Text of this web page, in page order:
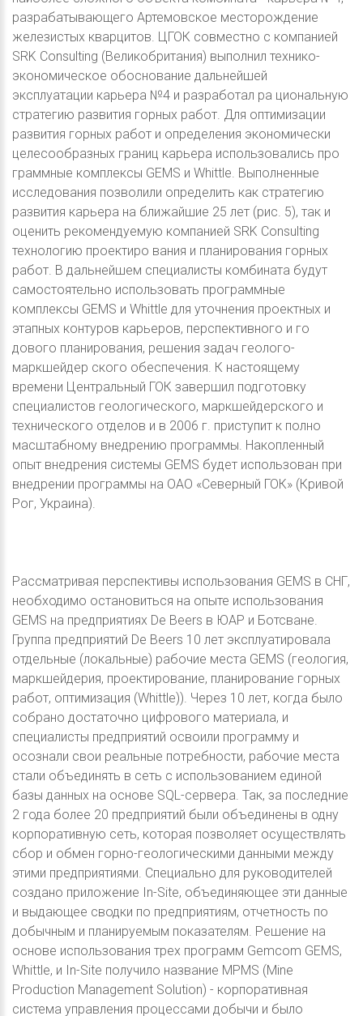
разрабатывающего Артемовское месторождение
железистых кварцитов. ЦГОК совместно с компанией
SRK Consulting (Великобритания) выполнил технико-
экономическое обоснование дальнейшей
эксплуатации карьера №4 и разработал ра циональную
стратегию развития горных работ. Для оптимизации
развития горных работ и определения экономически
целесообразных границ карьера использовались про
граммные комплексы GEMS и Whittle. Выполненные
исследования позволили определить как стратегию
развития карьера на ближайшие 25 лет (рис. 5), так и
оценить рекомендуемую компанией SRK Consulting
технологию проектиро вания и планирования горных
работ. В дальнейшем специалисты комбината будут
самостоятельно использовать программные
комплексы GEMS и Whittle для уточнения проектных и
этапных контуров карьеров, перспективного и го
дового планирования, решения задач геолого-
маркшейдер ского обеспечения. К настоящему
времени Центральный ГОК завершил подготовку
специалистов геологического, маркшейдерского и
технического отделов и в 2006 г. приступит к полно
масштабному внедрению программы. Накопленный
опыт внедрения системы GEMS будет использован при
внедрении программы на ОАО «Северный ГОК» (Кривой
Рог, Украина).
Рассматривая перспективы использования GEMS в СНГ,
необходимо остановиться на опыте использования
GEMS на предприятиях De Beers в ЮАР и Ботсване.
Группа предприятий De Beers 10 лет эксплуатировала
отдельные (локальные) рабочие места GEMS (геология,
маркшейдерия, проектирование, планирование горных
работ, оптимизация (Whittle)). Через 10 лет, когда было
собрано достаточно цифрового материала, и
специалисты предприятий освоили программу и
осознали свои реальные потребности, рабочие места
стали объединять в сеть с использованием единой
базы данных на основе SQL-сервера. Так, за последние
2 года более 20 предприятий были объединены в одну
корпоративную сеть, которая позволяет осуществлять
сбор и обмен горно-геологическими данными между
этими предприятиями. Специально для руководителей
создано приложение In-Site, объединяющее эти данные
и выдающее сводки по предприятиям, отчетность по
добычным и планируемым показателям. Решение на
основе использования трех программ Gemcom GEMS,
Whittle, и In-Site получило название MPMS (Mine
Production Management Solution) - корпоративная
система управления процессами добычи и было